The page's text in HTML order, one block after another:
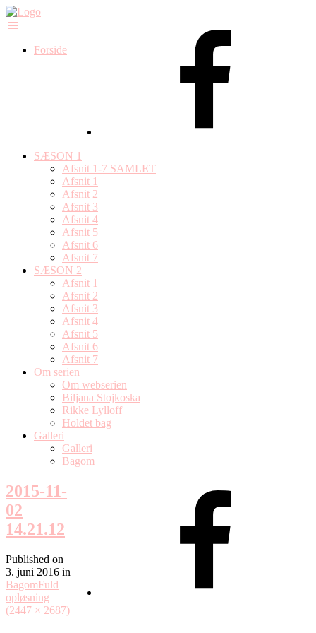
Forside
SÆSON 1
Afsnit 1-7 SAMLET
Afsnit 1
Afsnit 2
Afsnit 3
Afsnit 4
Afsnit 5
Afsnit 6
Afsnit 7
SÆSON 2
Afsnit 1
Afsnit 2
Afsnit 3
Afsnit 4
Afsnit 5
Afsnit 6
Afsnit 7
Om serien
Om webserien
Biljana Stojkoska
Rikke Lylloff
Holdet bag
Galleri
Galleri
Bagom
2015-11-
02
14.21.12
Published on
3. juni 2016 in
BagomFuld
opløsning
(2447 × 2687)